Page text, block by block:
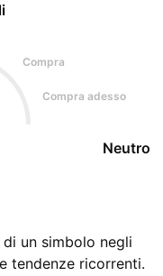
Compra
Compra adesso
Neutro
un simbolo negli
tendenze ricorrenti.